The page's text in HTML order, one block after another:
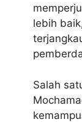
lebih
Salah